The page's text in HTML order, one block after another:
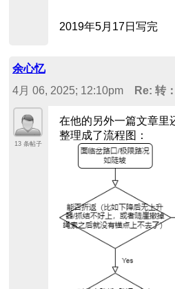
2019年5月17日写完
余心忆
4月 06, 2025; 12:10pm
Re: 转
13 条帖子
在他的另外一篇文章里
整理成了流程图：